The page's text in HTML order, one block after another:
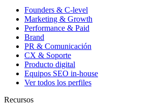
Founders & C-level
Marketing & Growth
Performance & Paid
Brand
PR & Comunicación
CX & Soporte
Producto digital
Equipos SEO in-house
Ver todos los perfiles
Recursos